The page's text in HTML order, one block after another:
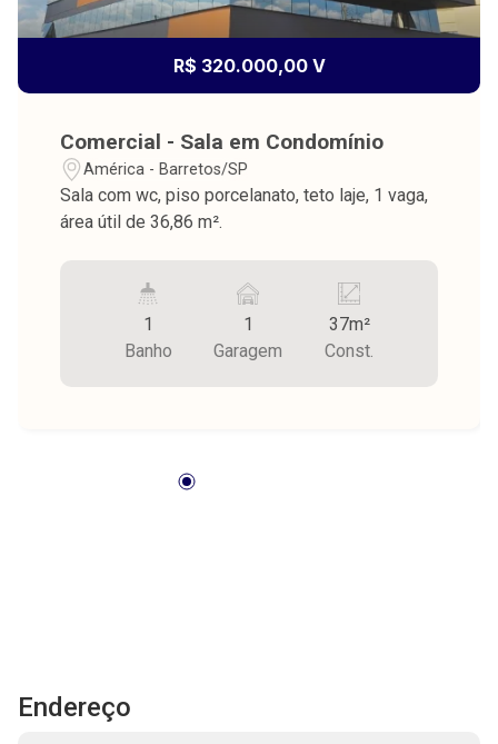
R$ 320.000,00 V
Comercial - Sala em Condomínio
América - Barretos/SP
Sala com wc, piso porcelanato, teto laje, 1 vaga,
área útil de 36,86 m².
1
Banho
1
Garagem
37m²
Const.
Endereço